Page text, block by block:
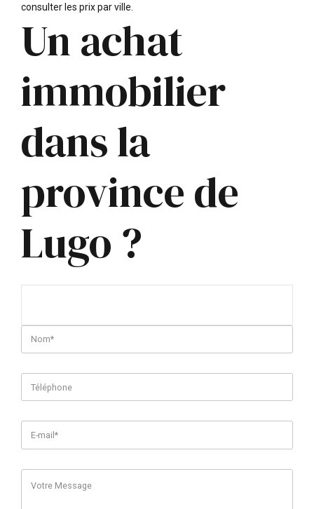
consulter les prix par ville.
Un achat
immobilier
dans la
province de
Lugo ?